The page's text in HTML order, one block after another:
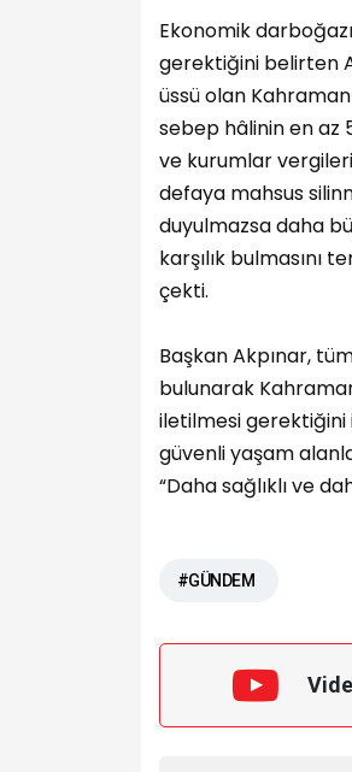
Ekonomik
gerektiğini belirten
üssü olan
sebep hâlinin en az
ve kurumlar
defaya mahsus
duyulmazsa daha
karşılık bulmasını
çekti.
Başkan Akpınar,
bulunarak
iletilmesi gerektiğini
güvenli yaşam
“Daha sağlıklı ve
#GÜNDEM